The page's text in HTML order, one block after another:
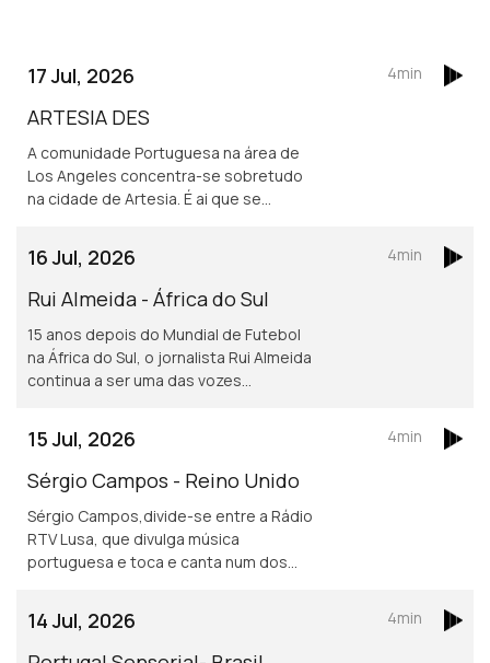
17 Jul, 2026
ARTESIA DES
A comunidade Portuguesa na área de
Los Angeles concentra-se sobretudo
na cidade de Artesia. É ai que se
Portugueses nos Estados Unidos.
4min
16 Jul, 2026
Rui Almeida - África do Sul
15 anos depois do Mundial de Futebol
na África do Sul, o jornalista Rui Almeida
continua a ser uma das vozes
lusofonia.
4min
15 Jul, 2026
Sérgio Campos - Reino Unido
Sérgio Campos,divide-se entre a Rádio
RTV Lusa, que divulga música
portuguesa e toca e canta num dos
4min
14 Jul, 2026
4min